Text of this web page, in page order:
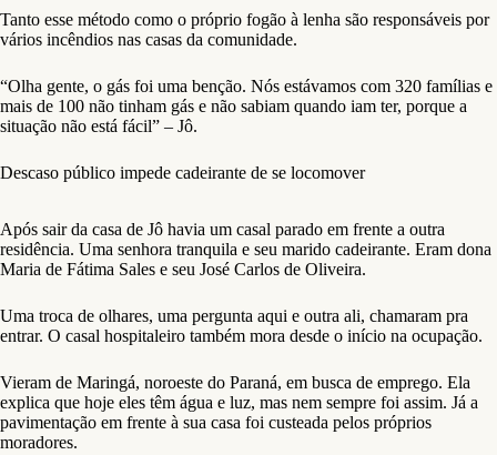
Tanto esse método como o próprio fogão à lenha são responsáveis por
vários incêndios nas casas da comunidade.
“Olha gente, o gás foi uma benção. Nós estávamos com 320 famílias e
mais de 100 não tinham gás e não sabiam quando iam ter, porque a
situação não está fácil” – Jô.
Descaso público impede cadeirante de se locomover
Após sair da casa de Jô havia um casal parado em frente a outra
residência. Uma senhora tranquila e seu marido cadeirante. Eram dona
Maria de Fátima Sales e seu José Carlos de Oliveira.
Uma troca de olhares, uma pergunta aqui e outra ali, chamaram pra
entrar. O casal hospitaleiro também mora desde o início na ocupação.
Vieram de Maringá, noroeste do Paraná, em busca de emprego. Ela
explica que hoje eles têm água e luz, mas nem sempre foi assim. Já a
pavimentação em frente à sua casa foi custeada pelos próprios
moradores.